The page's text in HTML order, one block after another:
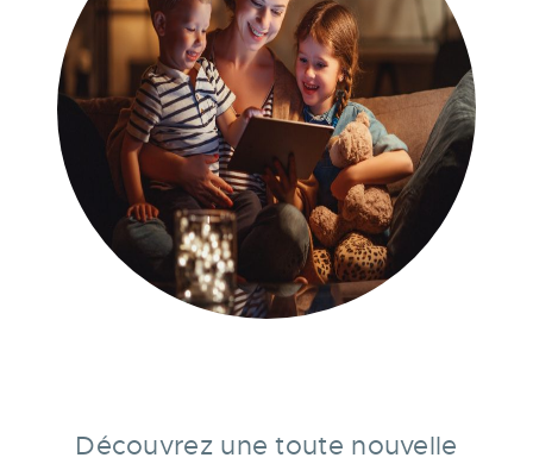
Découvrez une toute nouvelle